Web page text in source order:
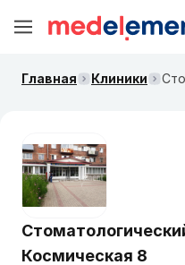
Главная Клиники
Космическая 8